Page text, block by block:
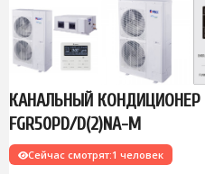
КАНАЛЬНЫЙ КОНДИЦИОНЕР
FGR50PD/D(2)NA-M
Сейчас смотрят:1 человек